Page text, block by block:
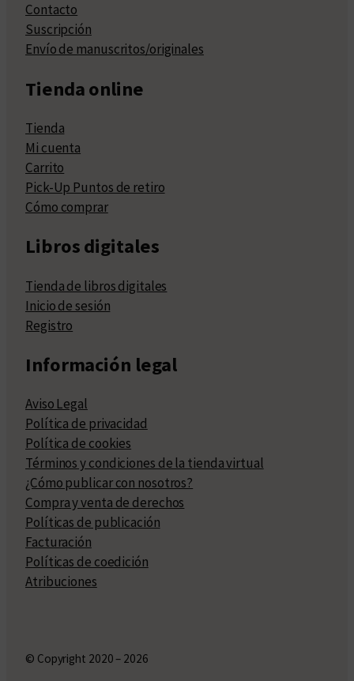
Contacto
Suscripción
Envío de manuscritos/originales
Tienda online
Tienda
Mi cuenta
Carrito
Pick-Up Puntos de retiro
Cómo comprar
Libros digitales
Tienda de libros digitales
Inicio de sesión
Registro
Información legal
Aviso Legal
Política de privacidad
Política de cookies
Términos y condiciones de la tienda virtual
¿Cómo publicar con nosotros?
Compra y venta de derechos
Políticas de publicación
Facturación
Políticas de coedición
Atribuciones
© Copyright 2020 – 2026